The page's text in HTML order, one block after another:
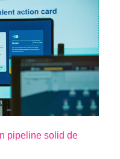
pipeline solid de